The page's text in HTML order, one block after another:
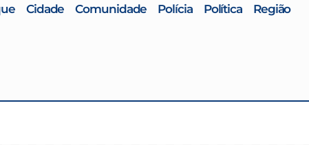
Cidade Comunidade Polícia Política Região